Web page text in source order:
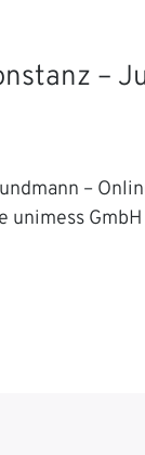
–
–
GmbH